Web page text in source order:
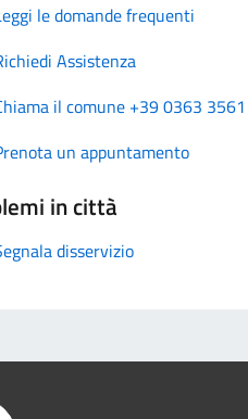
le domande frequenti
Assistenza
il comune +39 0363 3561
un appuntamento
in città
disservizio